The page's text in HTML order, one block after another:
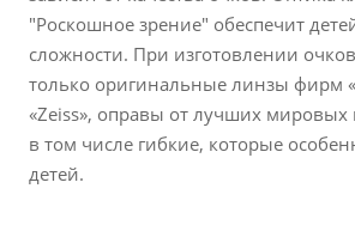
"Роскошное зрение" обеспечит
сложности. При изготовлении
только оригинальные линзы фирм
«Zeiss», оправы от лучших мировых
в том числе гибкие, которые
детей.